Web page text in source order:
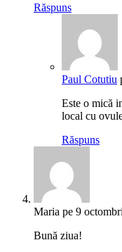
Răspuns
Paul Cotutiu
Este o mică
local cu
Răspuns
Maria pe 9
Bună ziua!